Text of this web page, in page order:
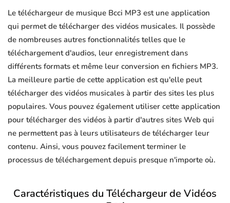
Le téléchargeur de musique Bcci MP3 est une application
qui permet de télécharger des vidéos musicales. Il possède
de nombreuses autres fonctionnalités telles que le
téléchargement d'audios, leur enregistrement dans
différents formats et même leur conversion en fichiers MP3.
La meilleure partie de cette application est qu'elle peut
télécharger des vidéos musicales à partir des sites les plus
populaires. Vous pouvez également utiliser cette application
pour télécharger des vidéos à partir d'autres sites Web qui
ne permettent pas à leurs utilisateurs de télécharger leur
contenu. Ainsi, vous pouvez facilement terminer le
processus de téléchargement depuis presque n'importe où.
Caractéristiques du Téléchargeur de Vidéos